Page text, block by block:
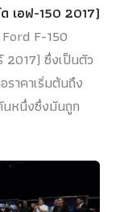
เอฟ-150 2017)
F-150
ซึ่งเป็นตัว
าคาเริ่มต้นถึง
หนึ่งซึ่งมันถูก